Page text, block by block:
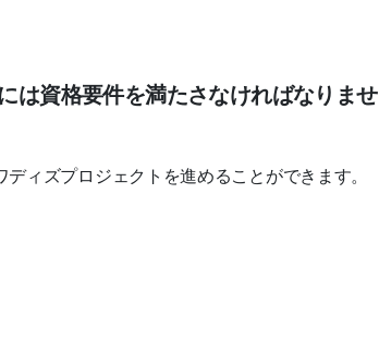
は資格要件を満たさなければなりませ
ィズプロジェクトを進めることができます。